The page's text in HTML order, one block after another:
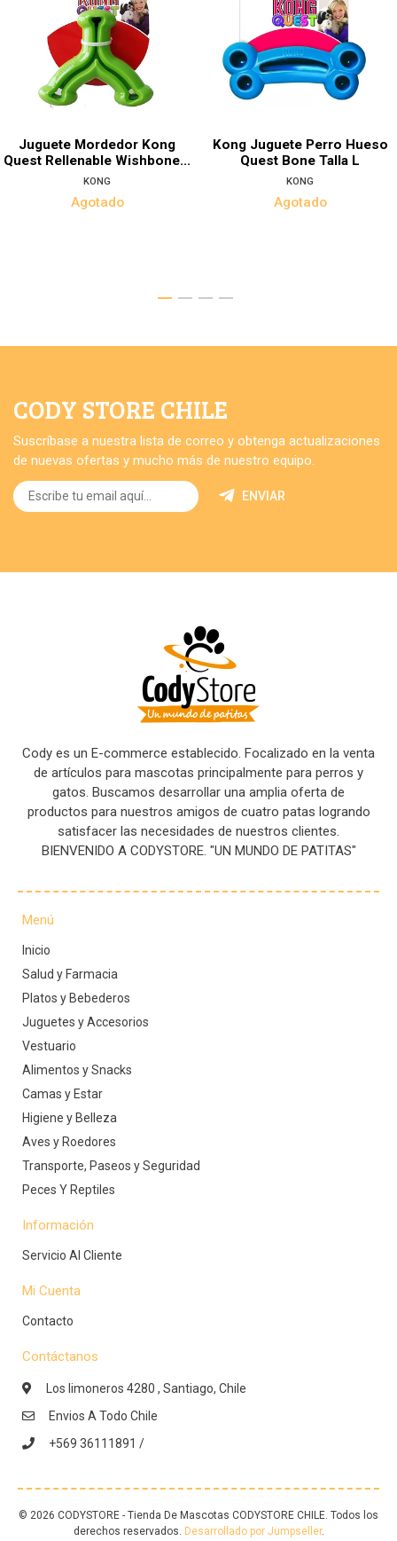
Juguete Mordedor Kong
Quest Rellenable Wishbone...
KONG
Agotado
Kong Juguete Perro Hueso
Quest Bone Talla L
KONG
Agotado
CODY STORE CHILE
Suscríbase a nuestra lista de correo y obtenga actualizaciones
de nuevas ofertas y mucho más de nuestro equipo.
ENVIAR
Cody es un E-commerce establecido. Focalizado en la venta
de artículos para mascotas principalmente para perros y
gatos. Buscamos desarrollar una amplia oferta de
productos para nuestros amigos de cuatro patas logrando
satisfacer las necesidades de nuestros clientes.
BIENVENIDO A CODYSTORE. "UN MUNDO DE PATITAS"
Menú
Inicio
Salud y Farmacia
Platos y Bebederos
Juguetes y Accesorios
Vestuario
Alimentos y Snacks
Camas y Estar
Higiene y Belleza
Aves y Roedores
Transporte, Paseos y Seguridad
Peces Y Reptiles
Información
Servicio Al Cliente
Mi Cuenta
Contacto
Contáctanos
Los limoneros 4280 , Santiago, Chile
Envios A Todo Chile
+569 36111891 /
© 2026 CODYSTORE - Tienda De Mascotas CODYSTORE CHILE. Todos los
derechos reservados. Desarrollado por Jumpseller.